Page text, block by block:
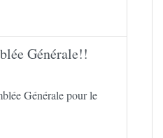
Générale!!
Générale pour le